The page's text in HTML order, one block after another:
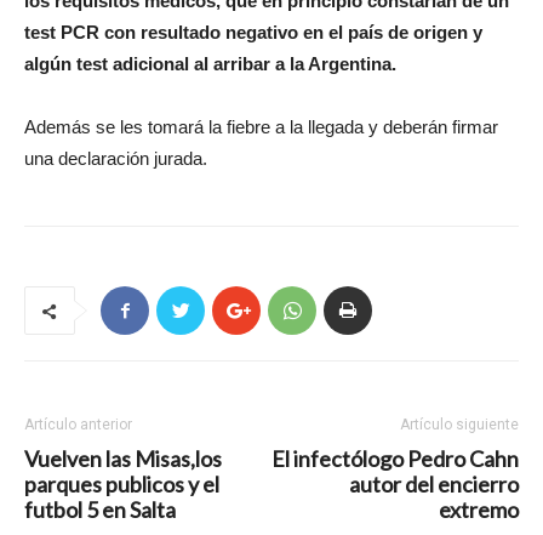
test PCR con resultado negativo en el país de origen y
algún test adicional al arribar a la Argentina.
Además se les tomará la fiebre a la llegada y deberán firmar
una declaración jurada.
Artículo anterior
Vuelven las Misas,los
parques publicos y el
futbol 5 en Salta
Artículo siguiente
El infectólogo Pedro Cahn
autor del encierro
extremo